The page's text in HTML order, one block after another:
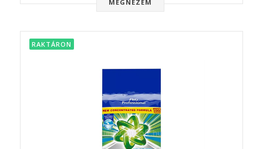
MEGNÉZEM
RAKTÁRON